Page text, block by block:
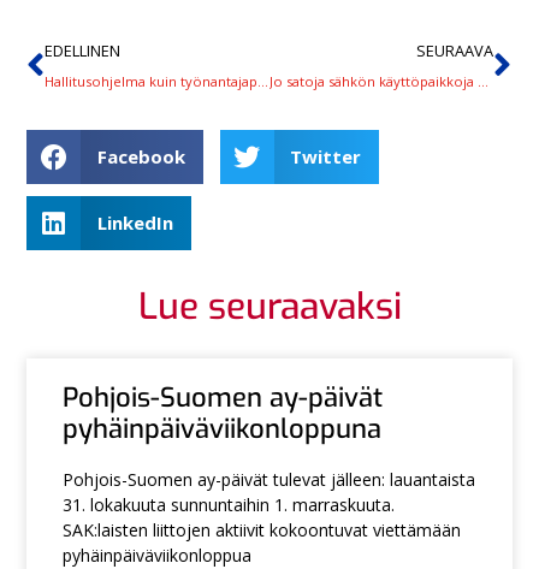
EDELLINEN SEURAAVA
Facebook Twitter
LinkedIn
Lue seuraavaksi
Pohjois-Suomen ay-päivät
pyhäinpäiväviikonloppuna
Pohjois-Suomen ay-päivät tulevat jälleen: lauantaista
31. lokakuuta sunnuntaihin 1. marraskuuta.
SAK:laisten liittojen aktiivit kokoontuvat viettämään
pyhäinpäiväviikonloppua